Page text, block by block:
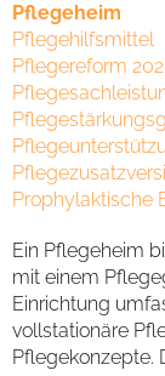
Pflegeheim
Pflegehilfsmittel
Pflegereform
Prophylaktische
Ein Pflegeheim
mit einem
Einrichtung
vollstationäre
Pflegekonzepte.